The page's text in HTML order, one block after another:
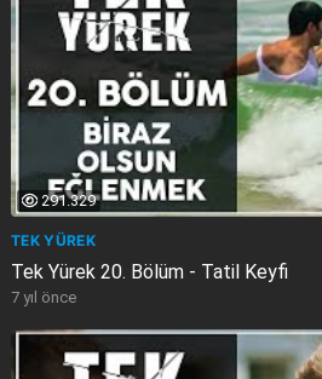
291.329
TEK YÜREK
Tek Yürek 20. Bölüm - Tatil Keyfi
7 yıl önce